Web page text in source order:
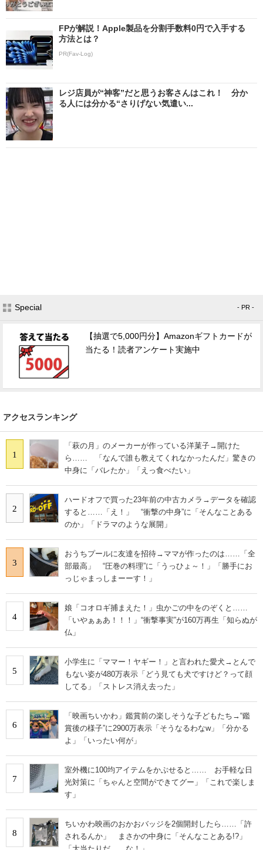
FPが解説！Apple製品を分割手数料0円で入手する
方法とは？
PR(Fav-Log)
レジ店員が“神客”だと思うお客さんはこれ！ 分か
る人には分かる“さりげない気遣い...
Special - PR -
【抽選で5,000円分】Amazonギフトカードが
当たる！読者アンケート実施中
アクセスランキング
1
「萩の月」のメーカーが作っている洋菓子→開けた
ら…… 「なんで誰も教えてくれなかったんだ」驚きの
中身に「バレたか」「えっ食べたい」
2
ハードオフで買った23年前の中古カメラ→データを確認
すると……「え！」 “衝撃の中身”に「そんなことある
のか」「ドラマのような展開」
3
おうちプールに友達を招待→ママが作ったのは……「全
部最高」 “圧巻の料理”に「うっひょ～！」「勝手にお
っじゃまっしまーーす！」
4
娘「コオロギ捕まえた！」虫かごの中をのぞくと……
「いやぁぁあ！！！」“衝撃事実”が160万再生「知らぬが
仏」
5
小学生に「ママー！ヤギー！」と言われた愛犬→とんで
もない姿が480万表示「どう見ても犬ですけど？って顔
してる」「ストレス消え去った」
6
「映画ちいかわ」鑑賞前の楽しそうな子どもたち→“鑑
賞後の様子”に2900万表示「そうなるわなw」「分かる
よ」「いったい何が」
7
室外機に100均アイテムをかぶせると…… お手軽な日
光対策に「ちゃんと空間ができてグー」「これで楽しま
す」
8
ちいかわ映画のおかおバッジを2個開封したら……「許
されるんか」 まさかの中身に「そんなことある!?」